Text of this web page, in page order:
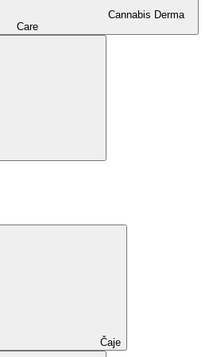
Cannabis Derma
Care
Čaje